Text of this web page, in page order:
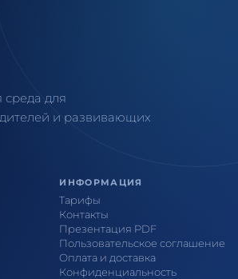
для
и развивающих
ИНФОРМАЦИЯ
Тарифы
Контакты
Презентация PDF
Пользовательское соглашение
Оплата и доставка
Конфиденциальность